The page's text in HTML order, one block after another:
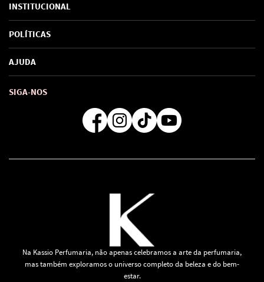
INSTITUCIONAL
Sobre Nós
Marcas
SAC de marcas
Como comprar
POLÍTICAS
Política de Privacidade
Troca e Devoluções
Formas de Pagamento
Regra de Frete Grátis
AJUDA
SIGA-NOS
Na Kassio Perfumaria, não apenas celebramos a arte da perfumaria,
mas também exploramos o universo completo da beleza e do bem-
estar.